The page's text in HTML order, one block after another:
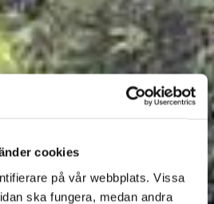
cookies
på vår webbplats. Vissa
ska fungera, medan andra